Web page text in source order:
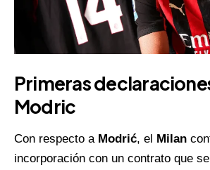
Primeras
Modric
Con respecto a Modrić, el Milan
incorporación con un contrato que